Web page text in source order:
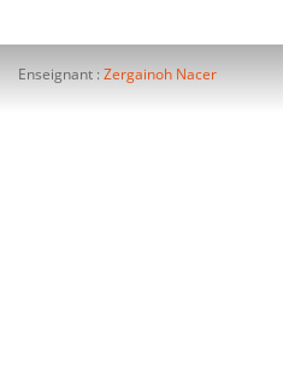
Enseignant : Zergainoh Nacer